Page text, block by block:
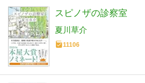
スピノザの診察室
夏川草介
11106